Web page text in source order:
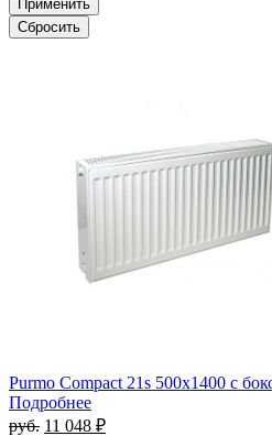
Purmo Compact 21s 500х1400 с
Подробнее
руб. 11 048 ₽